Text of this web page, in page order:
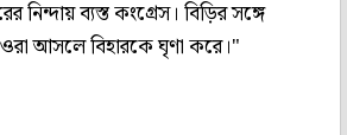
নিন্দায় ব্যস্ত কংগ্রেস। বিড়ির সঙ্গে
আসলে বিহারকে ঘৃণা করে।"